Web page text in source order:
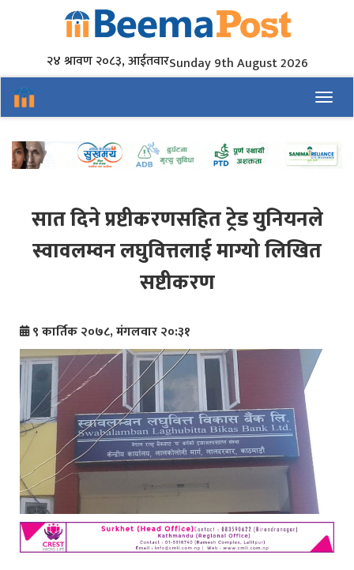
२४ श्रावण २०८३, आईतवारSunday 9th August 2026
सात दिने प्रष्टीकरणसहित ट्रेड युनियनले
स्वावलम्वन लघुवित्तलाई माग्यो लिखित
सष्टीकरण
९ कार्तिक २०७८, मंगलवार २०:३१